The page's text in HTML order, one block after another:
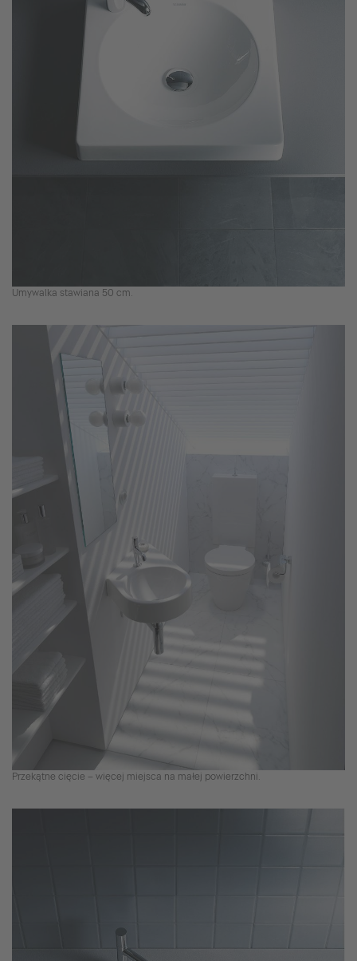
Umywalka stawiana 50 cm.
Przekątne cięcie – więcej miejsca na małej powierzchni.